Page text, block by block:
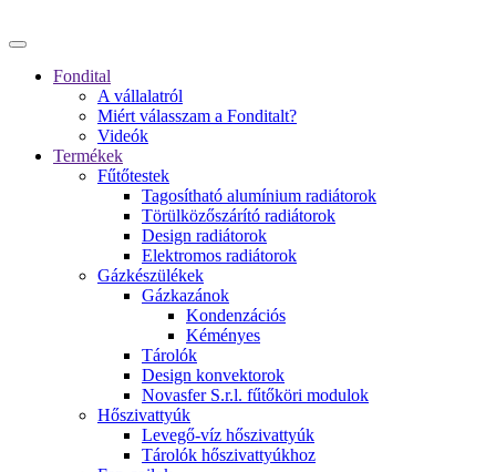
Fondital
A vállalatról
Miért válasszam a Fonditalt?
Videók
Termékek
Fűtőtestek
Tagosítható alumínium radiátorok
Törülközőszárító radiátorok
Design radiátorok
Elektromos radiátorok
Gázkészülékek
Gázkazánok
Kondenzációs
Kéményes
Tárolók
Design konvektorok
Novasfer S.r.l. fűtőköri modulok
Hőszivattyúk
Levegő-víz hőszivattyúk
Tárolók hőszivattyúkhoz